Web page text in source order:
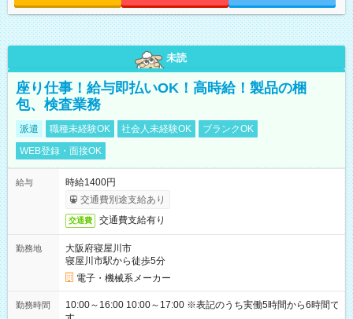
未読
座り仕事！給与即払いOK！高時給！製品の梱
包、検査業務
派遣 職種未経験OK 社会人未経験OK
ブランクOK
WEB登録・面接OK
給与
時給1400円
交通費別途支給あり
交通費 交通費支給有り
勤務地
大阪府寝屋川市
寝屋川市駅から徒歩5分
電子・機械系メーカー
勤務時間
10:00～16:00 10:00～17:00 ※表記のうち実働5時間から6時間で